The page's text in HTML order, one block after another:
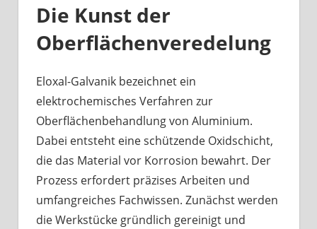
Die Kunst der
Oberflächenveredelung
Eloxal-Galvanik bezeichnet ein
elektrochemisches Verfahren zur
Oberflächenbehandlung von Aluminium.
Dabei entsteht eine schützende Oxidschicht,
die das Material vor Korrosion bewahrt. Der
Prozess erfordert präzises Arbeiten und
umfangreiches Fachwissen. Zunächst werden
die Werkstücke gründlich gereinigt und